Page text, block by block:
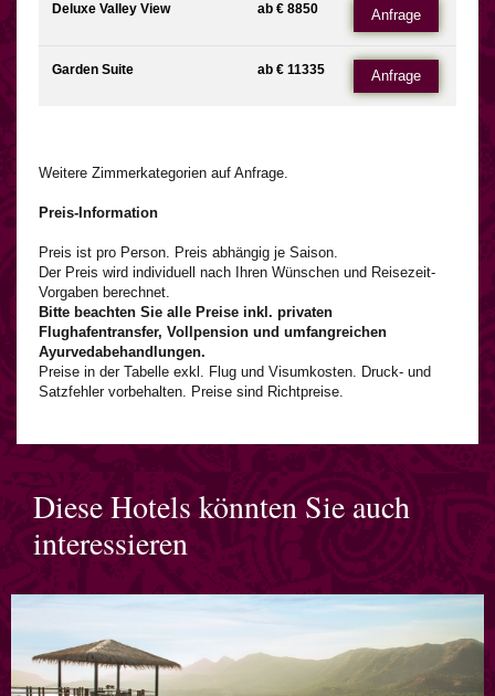
Deluxe Valley View ab € 8850 Anfrage
Garden Suite ab € 11335 Anfrage
Weitere Zimmerkategorien auf Anfrage.
Preis-Information
Preis ist pro Person. Preis abhängig je Saison.
Der Preis wird individuell nach Ihren Wünschen und Reisezeit-
Vorgaben berechnet.
Bitte beachten Sie alle Preise inkl. privaten
Flughafentransfer, Vollpension und umfangreichen
Ayurvedabehandlungen.
Preise in der Tabelle exkl. Flug und Visumkosten. Druck- und
Satzfehler vorbehalten. Preise sind Richtpreise.
Diese Hotels könnten Sie auch
interessieren